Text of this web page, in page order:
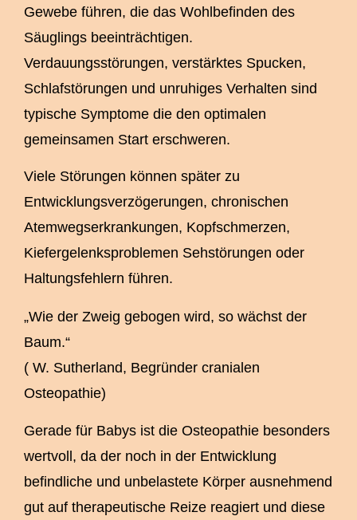
Gewebe führen, die das Wohlbefinden des
Säuglings beeinträchtigen.
Verdauungsstörungen, verstärktes Spucken,
Schlafstörungen und unruhiges Verhalten sind
typische Symptome die den optimalen
gemeinsamen Start erschweren.
Viele Störungen können später zu
Entwicklungsverzögerungen, chronischen
Atemwegserkrankungen, Kopfschmerzen,
Kiefergelenksproblemen Sehstörungen oder
Haltungsfehlern führen.
„Wie der Zweig gebogen wird, so wächst der
Baum.“
( W. Sutherland, Begründer cranialen
Osteopathie)
Gerade für Babys ist die Osteopathie besonders
wertvoll, da der noch in der Entwicklung
befindliche und unbelastete Körper ausnehmend
gut auf therapeutische Reize reagiert und diese